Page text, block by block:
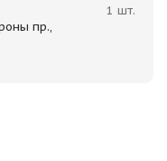
пр.,
1 шт.